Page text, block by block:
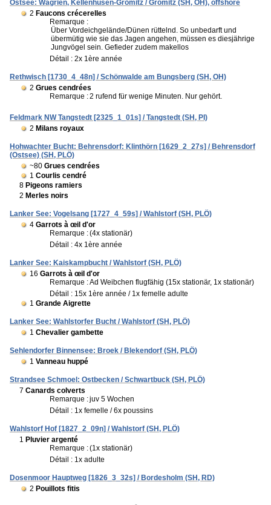
Ostsee: Wagrien, Kellenhusen-Grömitz / Grömitz (SH, OH), offshore
2 Faucons crécerelles
Remarque :
Über Vordeichgelände/Dünen rüttelnd. So unbedarft und
übermütig wie sie das Jagen angehen, müssen es diesjährige
Jungvögel sein. Gefieder zudem makellos
Détail : 2x 1ère année
Rethwisch [1730_4_48n] / Schönwalde am Bungsberg (SH, OH)
2 Grues cendrées
Remarque :2 rufend für wenige Minuten. Nur gehört.
Feldmark NW Tangstedt [2325_1_01s] / Tangstedt (SH, PI)
2 Milans royaux
Hohwachter Bucht: Behrensdorf: Klinthörn [1629_2_27s] / Behrensdorf
(Ostsee) (SH, PLÖ)
~80 Grues cendrées
1 Courlis cendré
8 Pigeons ramiers
2 Merles noirs
Lanker See: Vogelsang [1727_4_59s] / Wahlstorf (SH, PLÖ)
4 Garrots à œil d'or
Remarque :(4x stationär)
Détail : 4x 1ère année
Lanker See: Kaiskampbucht / Wahlstorf (SH, PLÖ)
16 Garrots à œil d'or
Remarque :Ad Weibchen flugfähig (15x stationär, 1x stationär)
Détail : 15x 1ère année / 1x femelle adulte
1 Grande Aigrette
Lanker See: Wahlstorfer Bucht / Wahlstorf (SH, PLÖ)
1 Chevalier gambette
Sehlendorfer Binnensee: Broek / Blekendorf (SH, PLÖ)
1 Vanneau huppé
Strandsee Schmoel: Ostbecken / Schwartbuck (SH, PLÖ)
7 Canards colverts
Remarque :juv 5 Wochen
Détail : 1x femelle / 6x poussins
Wahlstorf Hof [1827_2_09n] / Wahlstorf (SH, PLÖ)
1 Pluvier argenté
Remarque :(1x stationär)
Détail : 1x adulte
Dosenmoor Hauptweg [1826_3_32s] / Bordesholm (SH, RD)
2 Pouillots fitis